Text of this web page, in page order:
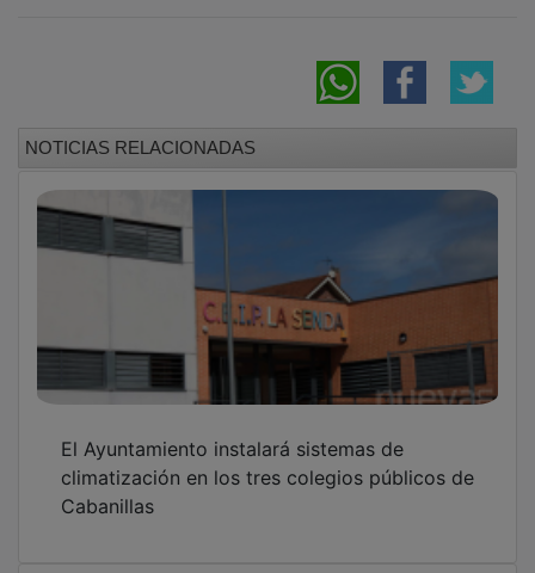
climatización en los tres colegios públicos de
Cabanillas